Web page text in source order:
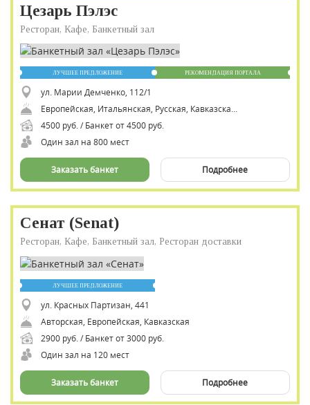
Цезарь Пэлэс
Ресторан, Кафе, Банкетный зал
ЛУЧШЕЕ ПРЕДЛОЖЕНИЕ РЕКОМЕНДАЦИЯ ПОРТАЛА
ул. Марии Демченко, 112/1
Европейская, Итальянская, Русская, Кавказская, Восточная, Авторская
4500 руб. / Банкет от 4500 руб.
Один зал на 800 мест
Подробнее
Заказать банкет
Сенат (Senat)
Ресторан, Кафе, Банкетный зал, Ресторан доставки
ЛУЧШЕЕ ПРЕДЛОЖЕНИЕ
ул. Красных Партизан, 441
Авторская, Европейская, Кавказская
2900 руб. / Банкет от 3000 руб.
Один зал на 120 мест
Подробнее
Заказать банкет